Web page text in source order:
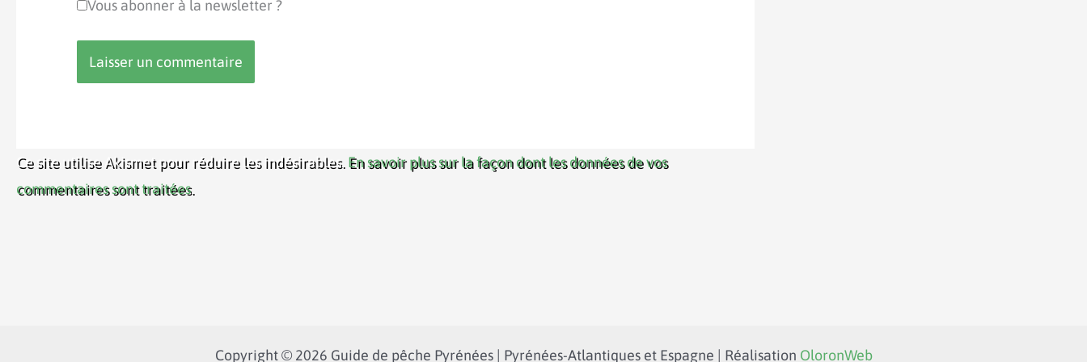
Vous abonner à la newsletter ?
Ce site utilise Akismet pour réduire les indésirables. En savoir plus sur la façon dont les données de vos
commentaires sont traitées.
Copyright © 2026 Guide de pêche Pyrénées | Pyrénées-Atlantiques et Espagne | Réalisation OloronWeb